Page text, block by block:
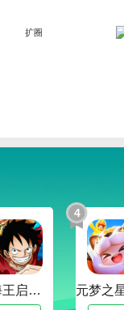
，提供了严格的
良信息和恶意行
可见范围，保护
你找到更多适
动
航海王启航 工匠焕新版本
4